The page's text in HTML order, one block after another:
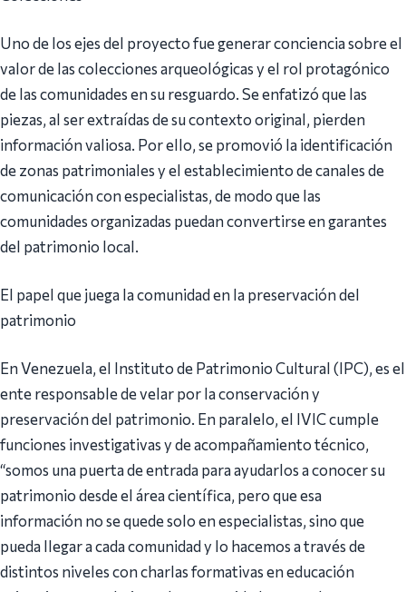
Uno de los ejes del proyecto fue generar conciencia sobre el
valor de las colecciones arqueológicas y el rol protagónico
de las comunidades en su resguardo. Se enfatizó que las
piezas, al ser extraídas de su contexto original, pierden
información valiosa. Por ello, se promovió la identificación
de zonas patrimoniales y el establecimiento de canales de
comunicación con especialistas, de modo que las
comunidades organizadas puedan convertirse en garantes
del patrimonio local.
El papel que juega la comunidad en la preservación del
patrimonio
En Venezuela, el Instituto de Patrimonio Cultural (IPC), es el
ente responsable de velar por la conservación y
preservación del patrimonio. En paralelo, el IVIC cumple
funciones investigativas y de acompañamiento técnico,
“somos una puerta de entrada para ayudarlos a conocer su
patrimonio desde el área científica, pero que esa
información no se quede solo en especialistas, sino que
pueda llegar a cada comunidad y lo hacemos a través de
distintos niveles con charlas formativas en educación